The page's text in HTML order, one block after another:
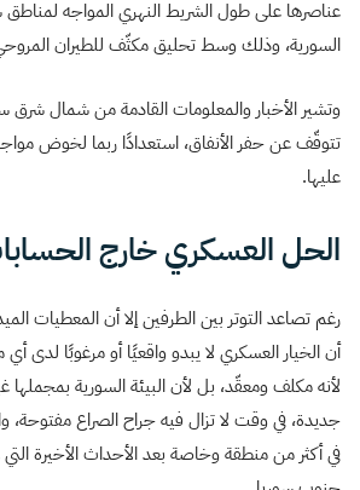
عناصرها على طول الشريط النهري المواجه
السورية، وذلك وسط تحليق مكثّف للطيران المروحي
وتشير الأخبار والمعلومات القادمة من شمال شرق
تتوقّف عن حفر الأنفاق، استعدادًا ربما لخوض
عليها.
الحل العسكري خارج
رغم تصاعد التوتر بين الطرفين إلا أن المعطيات
أن الخيار العسكري لا يبدو واقعيًا أو مرغوبًا
لأنه مكلف ومعقّد، بل لأن البيئة السورية
جديدة، في وقت لا تزال فيه جراح الصراع مفتوحة،
في أكثر من منطقة وخاصة بعد الأحداث الأخيرة